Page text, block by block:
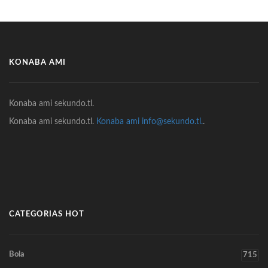
KONABA AMI
Konaba ami sekundo.tl.
Konaba ami sekundo.tl. Konaba ami info@sekundo.tl..
CATEGORIAS HOT
Bola 715